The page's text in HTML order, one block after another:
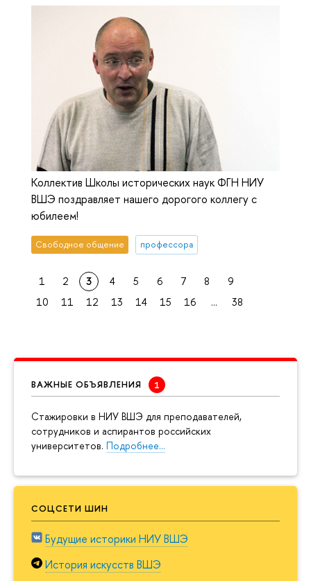
ВАЖНЫЕ ОБЪЯВЛЕНИЯ
Cтажировки в НИУ ВШЭ для преподавателей,
сотрудников и аспирантов российских
университетов. Подробнее…
СОЦСЕТИ ШИН
Будущие историки НИУ ВШЭ
История искусств ВШЭ
Коллектив Школы исторических наук ФГН НИУ
ВШЭ поздравляет нашего дорогого коллегу с
юбилеем!
Свободное общение профессора
1 2 3 4 5 6 7 8
9
10
11 12 13 14 15 16 ... 38